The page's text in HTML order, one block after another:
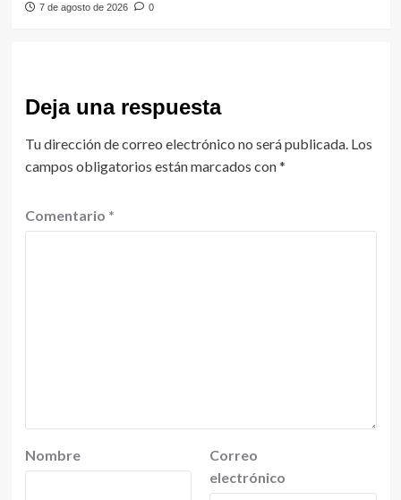
7 de agosto de 2026 0
Deja una respuesta
Tu dirección de correo electrónico no será publicada. Los
campos obligatorios están marcados con*
Comentario *
Nombre
Correo
electrónico